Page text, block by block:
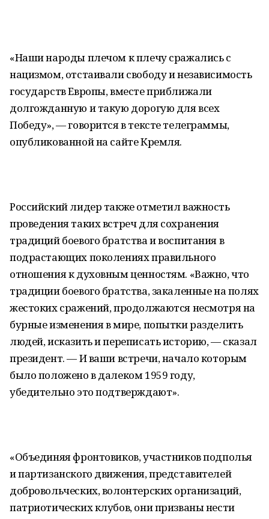
«Наши народы плечом к плечу сражались с
нацизмом, отстаивали свободу и независимость
государств Европы, вместе приближали
долгожданную и такую дорогую для всех
Победу», — говорится в тексте телеграммы,
опубликованной на сайте Кремля.
Российский лидер также отметил важность
проведения таких встреч для сохранения
традиций боевого братства и воспитания в
подрастающих поколениях правильного
отношения к духовным ценностям. «Важно, что
традиции боевого братства, закаленные на полях
жестоких сражений, продолжаются несмотря на
бурные изменения в мире, попытки разделить
людей, исказить и переписать историю, — сказал
президент. — И ваши встречи, начало которым
было положено в далеком 1959 году,
убедительно это подтверждают».
«Объединяя фронтовиков, участников подполья
и партизанского движения, представителей
добровольческих, волонтерских организаций,
патриотических клубов, они призваны нести